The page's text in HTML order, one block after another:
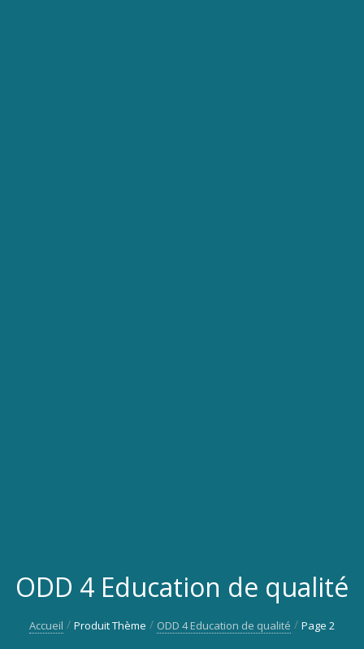
ODD 4 Education de qualité
Accueil Produit Thème ODD 4 Education de qualité Page 2